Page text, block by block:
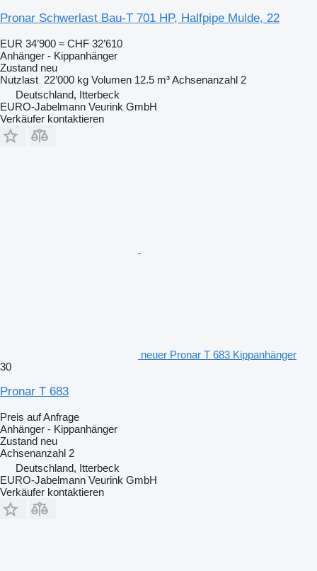
Pronar Schwerlast Bau-T 701 HP, Halfpipe Mulde, 22
EUR 34’900 ≈ CHF 32’610
Anhänger - Kippanhänger
Zustand neu
Nutzlast 22’000 kg Volumen 12.5 m³Achsenanzahl 2
Deutschland, Itterbeck
EURO-Jabelmann Veurink GmbH
Verkäufer kontaktieren
neuer Pronar T 683 Kippanhänger
30
Pronar T 683
Preis auf Anfrage
Anhänger - Kippanhänger
Zustand neu
Achsenanzahl 2
Deutschland, Itterbeck
EURO-Jabelmann Veurink GmbH
Verkäufer kontaktieren